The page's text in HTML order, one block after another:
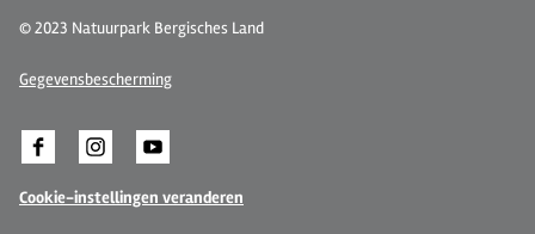
© 2023 Natuurpark Bergisches Land
Gegevensbescherming
Cookie-instellingen veranderen